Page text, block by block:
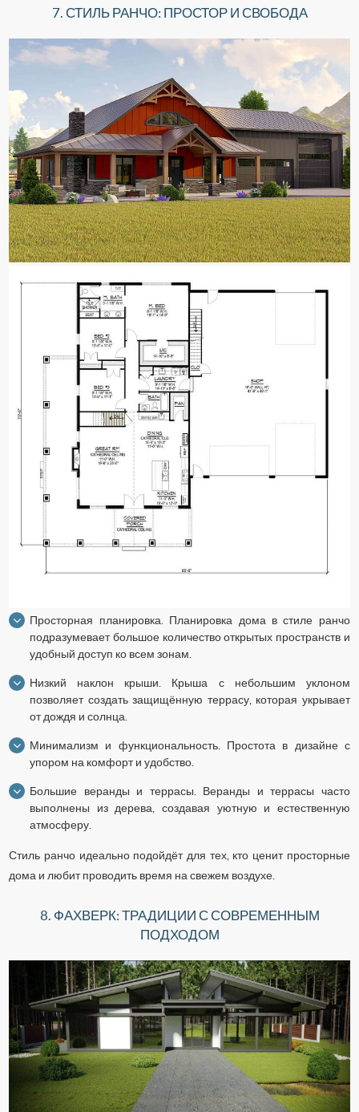
7. СТИЛЬ РАНЧО: ПРОСТОР И СВОБОДА
Просторная планировка. Планировка дома в стиле ранчо
подразумевает большое количество открытых пространств и
удобный доступ ко всем зонам.
Низкий наклон крыши. Крыша с небольшим уклоном
позволяет создать защищённую террасу, которая укрывает
от дождя и солнца.
Минимализм и функциональность. Простота в дизайне с
упором на комфорт и удобство.
Большие веранды и террасы. Веранды и террасы часто
выполнены из дерева, создавая уютную и естественную
атмосферу.
Стиль ранчо идеально подойдёт для тех, кто ценит просторные
дома и любит проводить время на свежем воздухе.
8. ФАХВЕРК: ТРАДИЦИИ С СОВРЕМЕННЫМ
ПОДХОДОМ